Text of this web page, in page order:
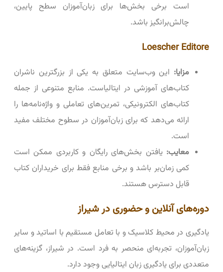
است برخی بخش‌ها برای زبان‌آموزان سطح پایین،
چالش‌برانگیز باشد.
Loescher Editore
مزایا: این وب‌سایت متعلق به یکی از بزرگترین ناشران
کتاب‌های آموزشی در ایتالیاست. منابع متنوعی از جمله
کتاب‌های الکترونیکی، تمرین‌های تعاملی و واژه‌نامه‌ها را
ارائه می‌دهد که برای زبان‌آموزان در سطوح مختلف مفید
است.
معایب: یافتن بخش‌های رایگان و کاربردی ممکن است
کمی زمان‌بر باشد و برخی منابع فقط برای خریداران کتاب
قابل دسترس هستند.
دوره‌های آنلاین و حضوری در شیراز
یادگیری در محیط کلاسیک و با تعامل مستقیم با اساتید و سایر
زبان‌آموزان، تجربه‌ای منحصر به فرد است. در شیراز، گزینه‌های
متعددی برای یادگیری زبان ایتالیایی وجود دارد.